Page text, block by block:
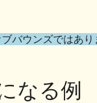
バウンズではあり
なる例